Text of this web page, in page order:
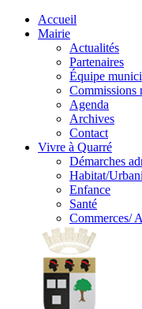
Accueil
Mairie
Actualités
Partenaires
Équipe
Commissions
Agenda
Archives
Contact
Vivre à Quarré
Démarches
Habitat/
Enfance
Santé
Commerces/